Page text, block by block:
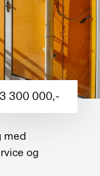
3 300 000,-
med
og